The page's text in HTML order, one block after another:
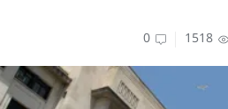
1518
0